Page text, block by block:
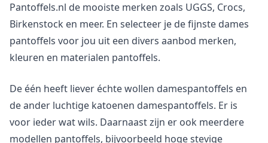
Pantoffels.nl de mooiste merken zoals UGGS, Crocs,
Birkenstock en meer. En selecteer je de fijnste dames
pantoffels voor jou uit een divers aanbod merken,
kleuren en materialen pantoffels.
De één heeft liever échte wollen damespantoffels en
de ander luchtige katoenen damespantoffels. Er is
voor ieder wat wils. Daarnaast zijn er ook meerdere
modellen pantoffels, bijvoorbeeld hoge stevige